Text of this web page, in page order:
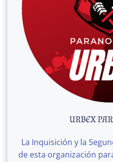
URBEX
La Inquisición y la
de esta organización